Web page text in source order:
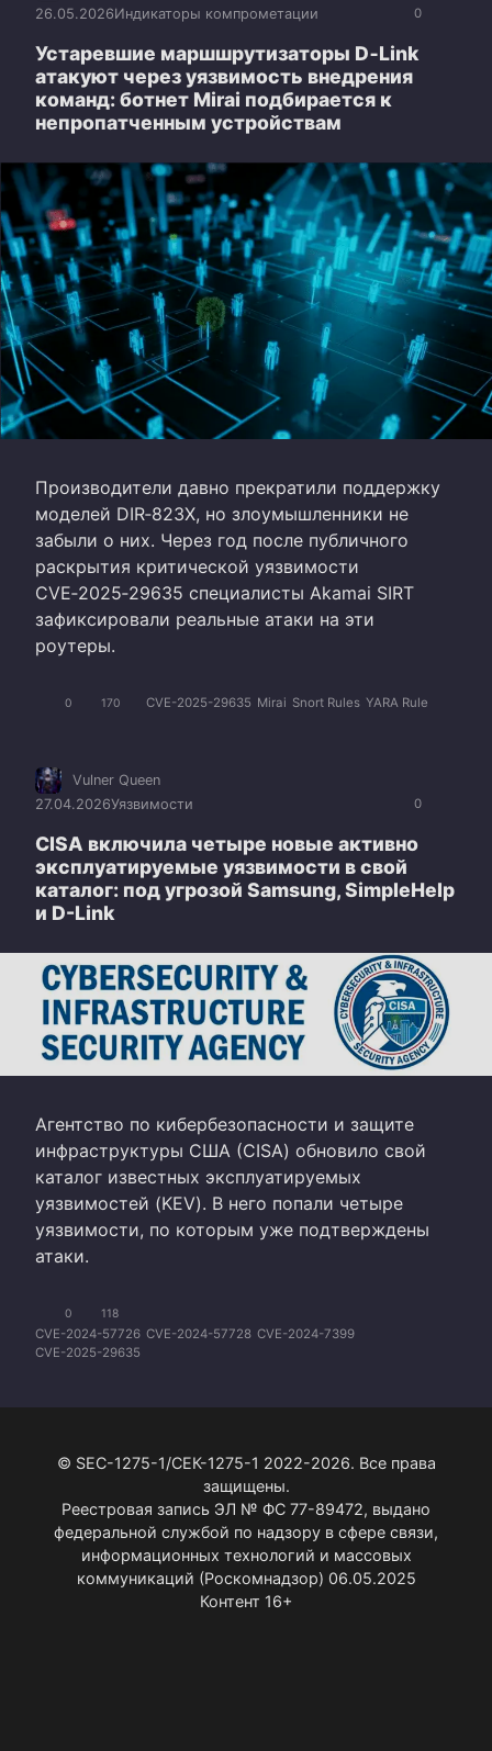
0
26.05.2026Индикаторы компрометации
Устаревшие маршшрутизаторы D‑Link
атакуют через уязвимость внедрения
команд: ботнет Mirai подбирается к
непропатченным устройствам
Производители давно прекратили поддержку
моделей DIR‑823X, но злоумышленники не
забыли о них. Через год после публичного
раскрытия критической уязвимости
CVE‑2025‑29635 специалисты Akamai SIRT
зафиксировали реальные атаки на эти
роутеры.
0 170 CVE-2025-29635 Mirai Snort Rules YARA Rule
0
Vulner Queen
27.04.2026Уязвимости
CISA включила четыре новые активно
эксплуатируемые уязвимости в свой
каталог: под угрозой Samsung, SimpleHelp
и D-Link
Агентство по кибербезопасности и защите
инфраструктуры США (CISA) обновило свой
каталог известных эксплуатируемых
уязвимостей (KEV). В него попали четыре
уязвимости, по которым уже подтверждены
атаки.
0 118
CVE-2024-57726 CVE-2024-57728 CVE-2024-7399
CVE-2025-29635
© SEC-1275-1/СЕК-1275-1 2022-2026. Все права
защищены.
Реестровая запись ЭЛ № ФС 77-89472, выдано
федеральной службой по надзору в сфере связи,
информационных технологий и массовых
коммуникаций (Роскомнадзор) 06.05.2025
Контент 16+